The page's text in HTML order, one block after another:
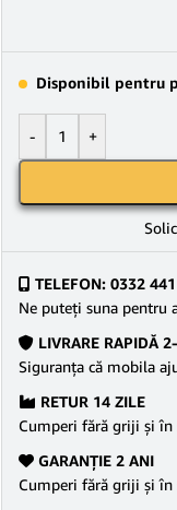
Disponibil pentru
- +
TELEFON: 0332
Ne puteţi suna pentru
LIVRARE RAPIDĂ
Siguranţa că mobila
RETUR 14 ZILE
Cumperi fără griji şi
GARANŢIE 2 ANI
Cumperi fără griji şi